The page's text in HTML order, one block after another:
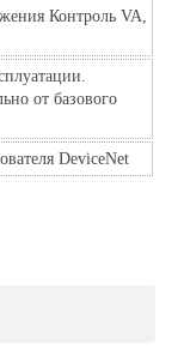
Контроль VA,
от базового
DeviceNet